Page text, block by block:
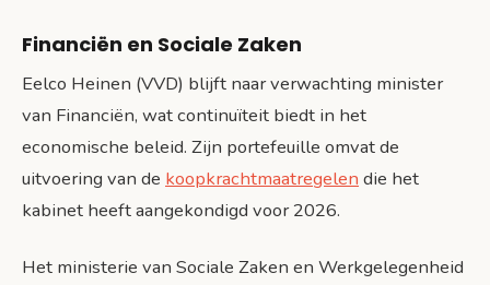
Financiën en Sociale Zaken
Eelco Heinen (VVD) blijft naar verwachting minister
van Financiën, wat continuïteit biedt in het
economische beleid. Zijn portefeuille omvat de
uitvoering van de koopkrachtmaatregelen die het
kabinet heeft aangekondigd voor 2026.
Het ministerie van Sociale Zaken en Werkgelegenheid